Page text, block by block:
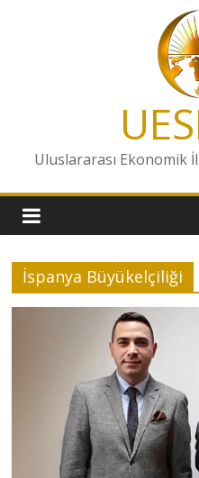
Uluslararası Ekonomik
İspanya Büyükelçiliği